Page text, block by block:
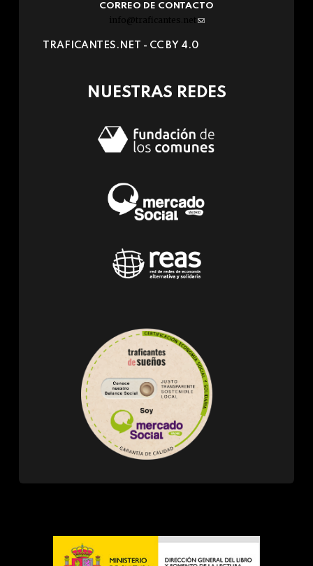
CORREO DE CONTACTO
info@traficantes.net (link
e-
TRAFICANTES.NET - CC BY 4.0
NUESTRAS REDES